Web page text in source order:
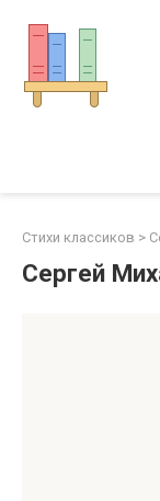
контенту
Стихи классиков >
Сергей